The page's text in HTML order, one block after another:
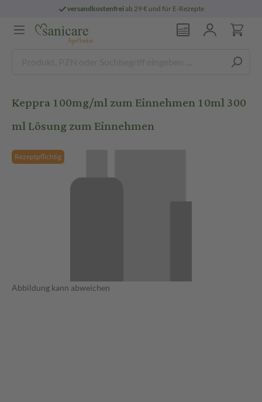
versandkostenfreiab 29 € und für E-Rezepte
Keppra 100mg/ml zum Einnehmen 10ml 300
ml Lösung zum Einnehmen
Rezeptpflichtig
Abbildung kann abweichen